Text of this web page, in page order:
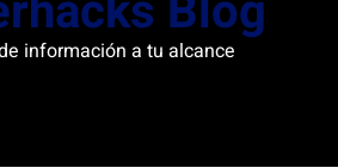
información a tu alcance